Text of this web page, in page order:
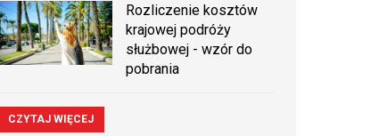
Rozliczenie kosztów
krajowej podróży
służbowej - wzór do
pobrania
CZYTAJ WIĘCEJ